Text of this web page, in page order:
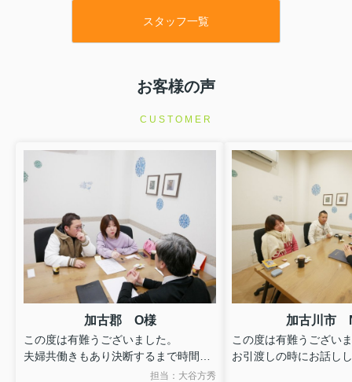
スタッフ一覧
お客様の声
CUSTOMER
加古郡 O様
この度は有難うございました。
夫婦共働きもあり決断するまで時間が
かかりましたが、家族みんなが「あの
担当：大谷方秀
加古川市
この度は有難うござい
お引渡しの時にお話し